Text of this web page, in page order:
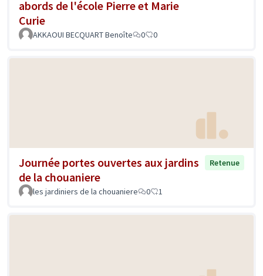
abords de l'école Pierre et Marie
Curie
AKKAOUI BECQUART Benoîte 0 0
Journée portes ouvertes aux jardins
de la chouaniere
Retenue
les jardiniers de la chouaniere 0 1